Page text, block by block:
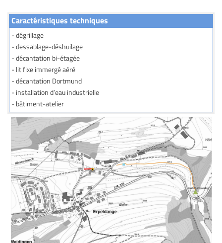
Caractéristiques techniques
- dégrillage
- dessablage-déshuilage
- décantation bi-étagée
- lit fixe immergé aéré
- décantation Dortmund
- installation d’eau industrielle
- bâtiment-atelier